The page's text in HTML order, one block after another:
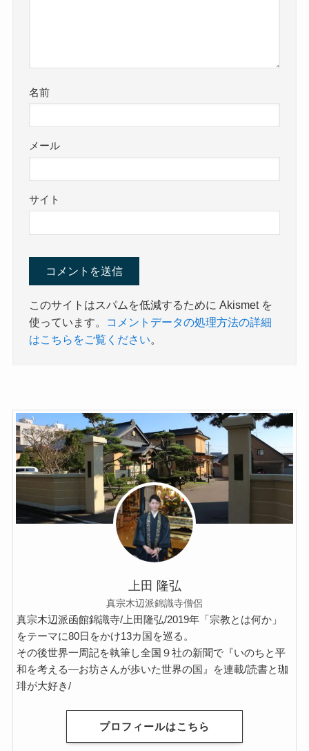
名前
メール
サイト
このサイトはスパムを低減するために Akismet を
使っています。
コメントデータの処理方法の詳細
はこちらをご覧ください。
上田 隆弘
真宗木辺派錦識寺僧侶
真宗木辺派函館錦識寺/上田隆弘/2019年「宗教とは何か」
をテーマに80日をかけ13カ国を巡る。
その後世界一周記を執筆し全国９社の新聞で『いのちと平
和を考える―お坊さんが歩いた世界の国』を連載/読書と珈
琲が大好き/
プロフィールはこちら